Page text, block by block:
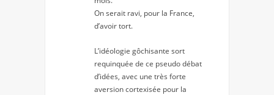
On serait ravi, pour la France,
d’avoir tort.
L’idéologie gôchisante sort
requinquée de ce pseudo débat
d’idées, avec une très forte
aversion cortexisée pour la